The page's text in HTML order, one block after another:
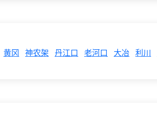
黄冈 神农架 丹江口 老河口 大冶 利川